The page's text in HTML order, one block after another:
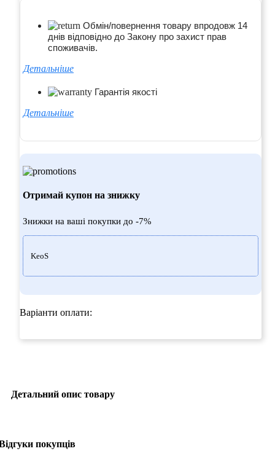
Обмін/повернення товару впродовж 14
днів відповідно до Закону про захист прав
споживачів.
Детальніше
Гарантія якості
Детальніше
Отримай купон на знижку
Знижки на ваші покупки до -7%
KeoS
Варіанти оплати:
Детальний опис товару
покупців